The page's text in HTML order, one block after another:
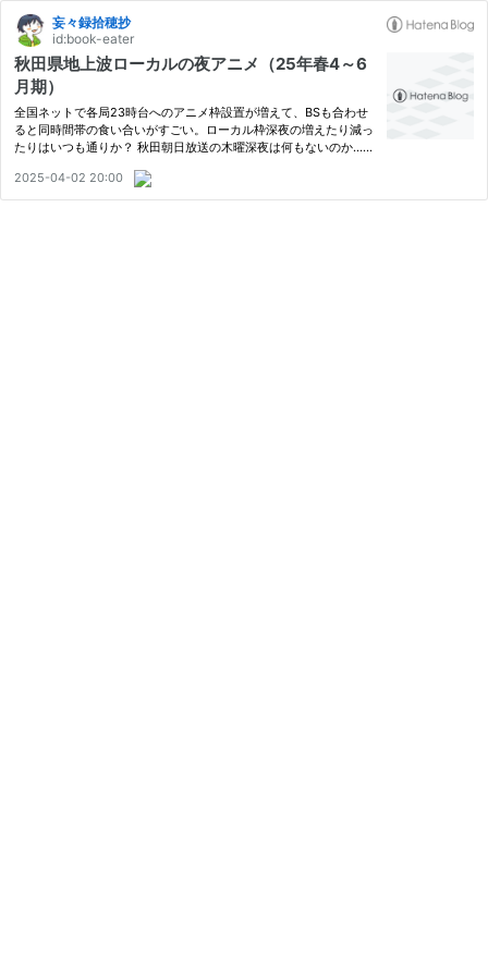
妄々録拾穂抄
id:book-eater
秋田県地上波ローカルの夜アニメ（25年春4～6
月期）
全国ネットで各局23時台へのアニメ枠設置が増えて、BSも合わせ
ると同時間帯の食い合いがすごい。ローカル枠深夜の増えたり減っ
たりはいつも通りか？ 秋田朝日放送の木曜深夜は何もないのか……
直しが起きて、秋田テレビの遅れ分は無かったことになるっぽい。
た…
2025-04-02 20:00